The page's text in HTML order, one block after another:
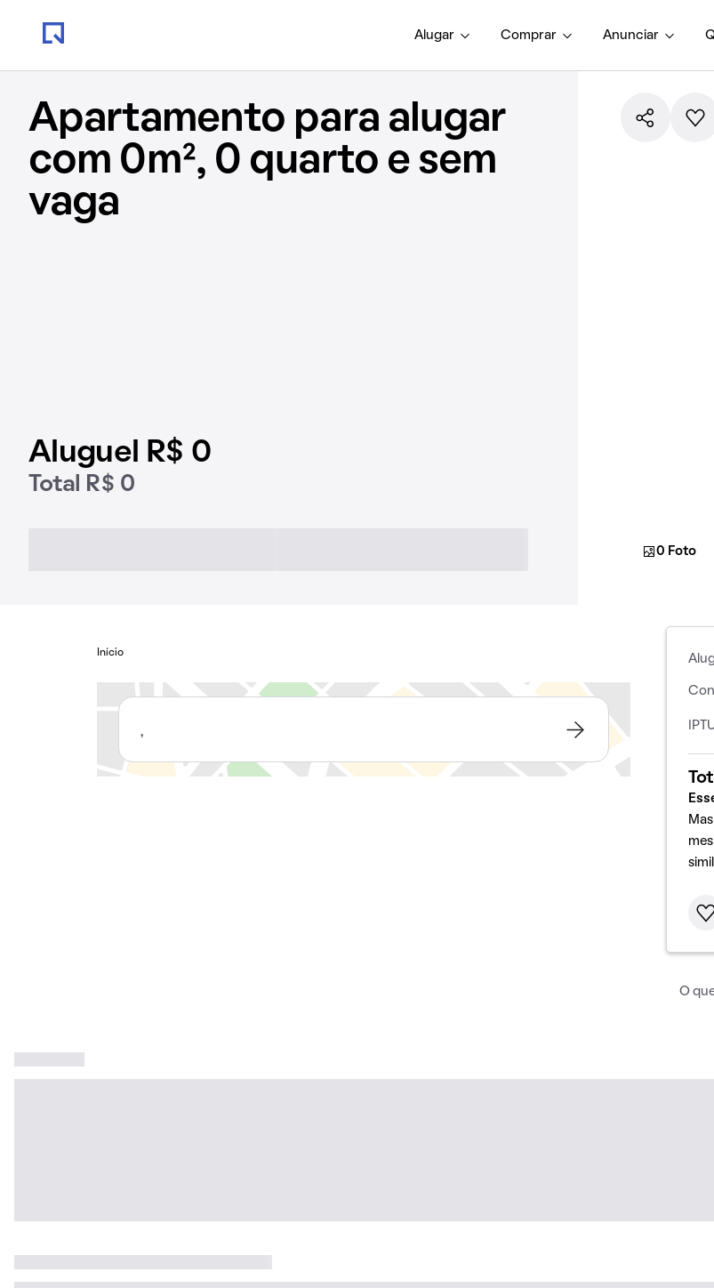
Alugar Comprar Anunciar
Apartamento para alugar
com 0m², 0 quarto e sem
vaga
Aluguel R$ 0
Total R$ 0
0 Foto
Início
,
O